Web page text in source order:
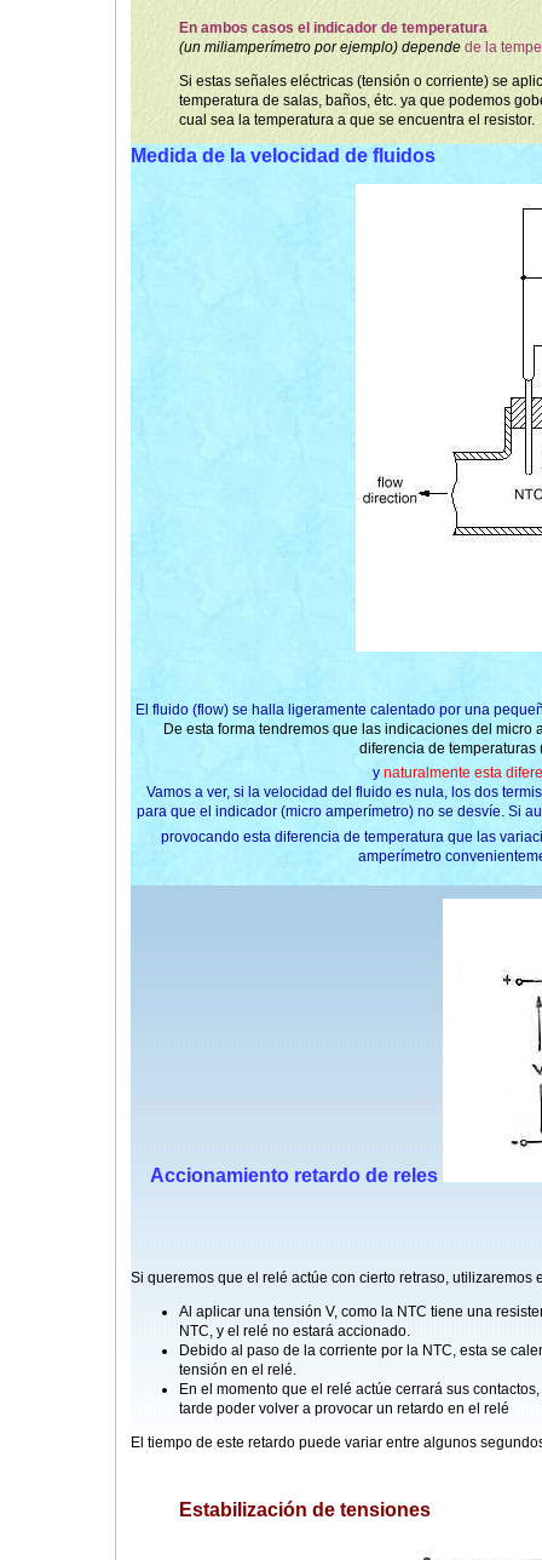
En ambos casos el indicador de temperatura
(un miliamperímetro por ejemplo) depende de la
Si estas señales eléctricas (tensión o corriente) se
temperatura de salas, baños, étc. ya que podemos
cual sea la temperatura a que se encuentra el resistor.
Medida de la velocidad de fluidos
El fluido (flow) se halla ligeramente calentado por una
De esta forma tendremos que las indicaciones del
diferencia de temperaturas
y naturalmente esta
Vamos a ver, si la velocidad del fluido es nula, los dos
para que el indicador (micro amperímetro) no se desvíe. Si
provocando esta diferencia de temperatura que las
amperímetro
Accionamiento retardo de reles
Si queremos que el relé actúe con cierto retraso, utilizaremos
Al aplicar una tensión V, como la NTC tiene una
NTC, y el relé no estará accionado.
Debido al paso de la corriente por la NTC, esta se
tensión en el relé.
En el momento que el relé actúe cerrará sus
tarde poder volver a provocar un retardo en el relé
El tiempo de este retardo puede variar entre algunos
Estabilización de tensiones